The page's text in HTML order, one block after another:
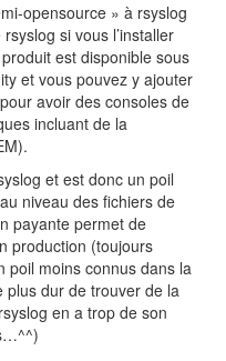
opensource » à rsyslog
si vous l’installer
est disponible sous
et vous pouvez y ajouter
avoir des consoles de
incluant de la
et est donc un poil
niveau des fichiers de
payante permet de
production (toujours
poil moins connus dans la
plus dur de trouver de la
en a trop de son